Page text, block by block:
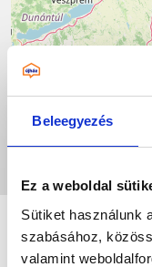
Beleegyezés
Ez a weboldal
Sütiket használunk
szabásához,
valamint